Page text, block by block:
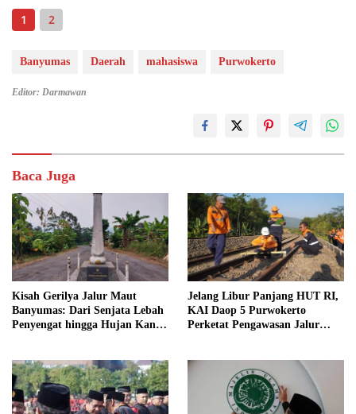
1
2
Banyumas Daerah mahasiswa Purwokerto
Editor: Darmawan
Baca Juga
Kisah Gerilya Jalur Maut
Banyumas: Dari Senjata Lebah
Penyengat hingga Hujan Kanon
Jelang Libur Panjang HUT RI,
KAI Daop 5 Purwokerto
Perketat Pengawasan Jalur